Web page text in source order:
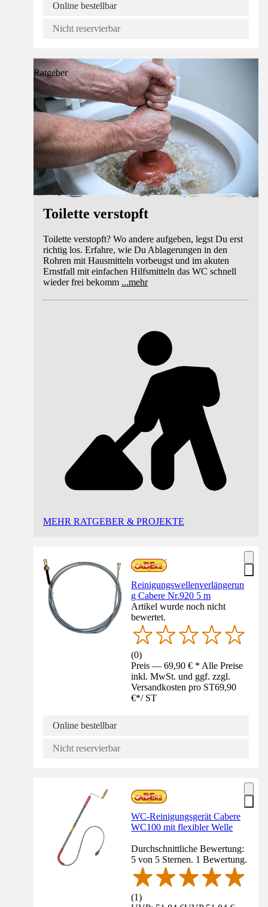
Online bestellbar
Nicht reservierbar
Ratgeber
Toilette verstopft
Toilette verstopft? Wo andere aufgeben, legst Du erst
richtig los. Erfahre, wie Du Ablagerungen in den
Rohren mit Hausmitteln vorbeugst und im akuten
Ernstfall mit einfachen Hilfsmitteln das WC schnell
wieder frei bekomm ...mehr
MEHR RATGEBER & PROJEKTE
Reinigungswellenverlängerun
g Cabere Nr.920 5 m
Artikel wurde noch nicht
bewertet.
(0)
Preis — 69,90 € * Alle Preise
inkl. MwSt. und ggf. zzgl.
Versandkosten pro ST69,90
€*/ ST
Online bestellbar
Nicht reservierbar
WC-Reinigungsgerät Cabere
WC100 mit flexibler Welle
Durchschnittliche Bewertung:
5 von 5 Sternen. 1 Bewertung.
(1)